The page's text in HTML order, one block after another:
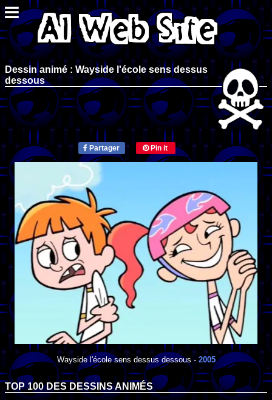
Dessin animé : Wayside l'école sens dessus
dessous
Partager Pin it
Wayside l'école sens dessus dessous - 2005
TOP 100 DES DESSINS ANIMÉS